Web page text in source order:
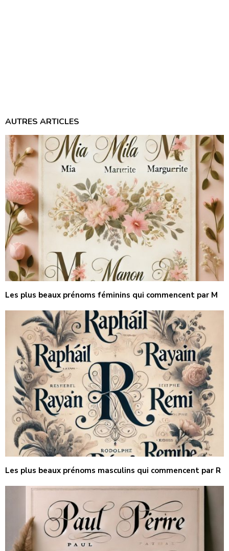
AUTRES ARTICLES
Les plus beaux prénoms féminins qui commencent par M
Les plus beaux prénoms masculins qui commencent par R